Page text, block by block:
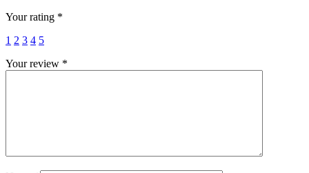
Your rating *
1 2 3 4 5
Your review *